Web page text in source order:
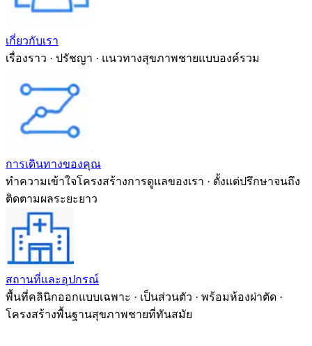
เกี่ยวกับเรา
เรื่องราว · ปรัชญา · แนวทางสุขภาพชายแบบองค์รวม
การเดินทางของคุณ
ทำความเข้าใจโครงสร้างการดูแลของเรา · ตั้งแต่ปรึกษาจนถึง
ติดตามผลระยะยาว
สถานที่และอุปกรณ์
พื้นที่คลินิกออกแบบเฉพาะ · เป็นส่วนตัว · พร้อมห้องผ่าตัด ·
โครงสร้างพื้นฐานสุขภาพชายที่ทันสมัย